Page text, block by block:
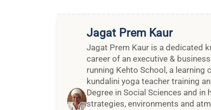
Jagat Prem Kaur
Jagat Prem Kaur is a dedicated
career of an executive &
running Kehto School, a
kundalini yoga teacher training
Degree in Social Sciences and
strategies, environments and